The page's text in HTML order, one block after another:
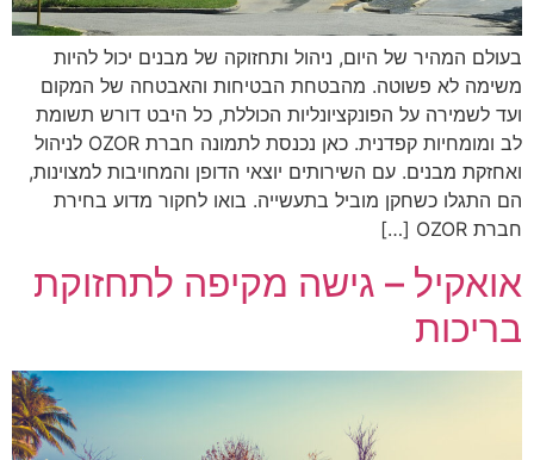
בעולם המהיר של היום, ניהול ותחזוקה של מבנים יכול להיות
משימה לא פשוטה. מהבטחת הבטיחות והאבטחה של המקום
ועד לשמירה על הפונקציונליות הכוללת, כל היבט דורש תשומת
לב ומומחיות קפדנית. כאן נכנסת לתמונה חברת OZOR לניהול
ואחזקת מבנים. עם השירותים יוצאי הדופן והמחויבות למצוינות,
הם התגלו כשחקן מוביל בתעשייה. בואו לחקור מדוע בחירת
חברת OZOR […]
אואקיל – גישה מקיפה לתחזוקת
בריכות